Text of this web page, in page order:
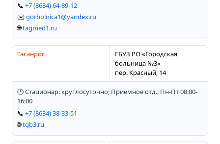
📞 +7 (8634) 64-89-12
✉️ gorbolnica1@yandex.ru
🌐tagmed1.ru
Таганрог
ГБУЗ РО «Городская
больница №3»
пер. Красный, 14
🕒 Стационар: круглосуточно; Приёмное отд.: Пн-Пт 08:00-
16:00
📞 +7 (8634) 38-33-51
🌐tgb3.ru